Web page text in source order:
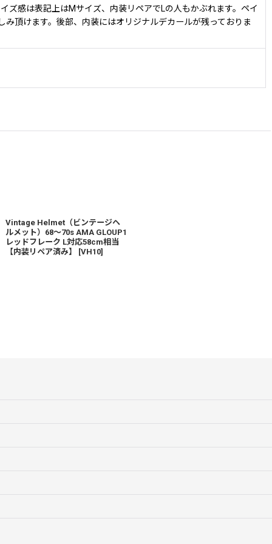
ズ感は表記上はMサイズ、内装リペアでLの人もかぶれます。ペイ
頂けます。後部、内装にはオリジナルデカールが残っておりま
Vintage Helmet（ビンテージヘ
ルメット）68〜70s AMA GLOUP1
レッドフレーク L対応58cm相当
【内装リペア済み】
[VH10]